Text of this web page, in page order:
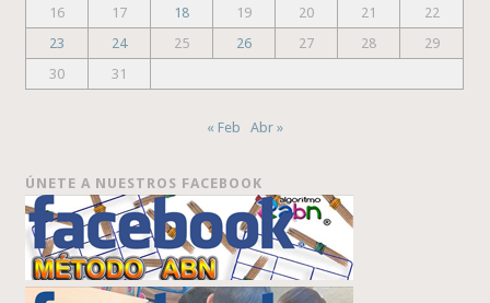
16
17 18 19 20 21
22
23
24 25 26 27 28
29
30
31
« Feb Abr »
ÚNETE A NUESTROS FACEBOOK